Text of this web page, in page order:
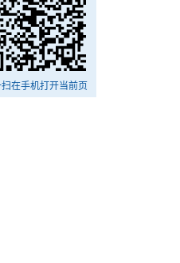
在手机打开当前页